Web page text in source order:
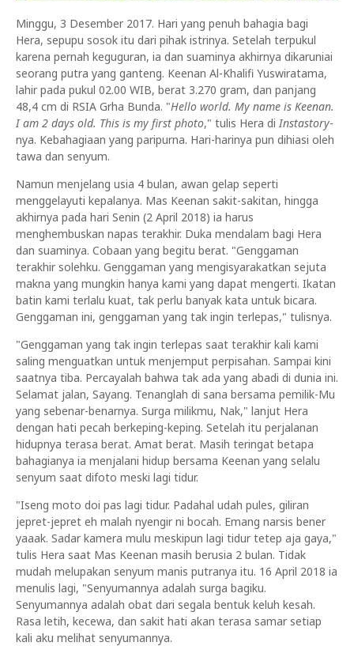
Minggu, 3 Desember 2017. Hari yang penuh bahagia bagi
Hera, sepupu sosok itu dari pihak istrinya. Setelah terpukul
karena pernah keguguran, ia dan suaminya akhirnya dikaruniai
seorang putra yang ganteng. Keenan Al-Khalifi Yuswiratama,
lahir pada pukul 02.00 WIB, berat 3.270 gram, dan panjang
48,4 cm di RSIA Grha Bunda. "Hello world. My name is Keenan.
I am 2 days old. This is my first photo," tulis Hera di Instastory-
nya. Kebahagiaan yang paripurna. Hari-harinya pun dihiasi oleh
tawa dan senyum.
Namun menjelang usia 4 bulan, awan gelap seperti
menggelayuti kepalanya. Mas Keenan sakit-sakitan, hingga
akhirnya pada hari Senin (2 April 2018) ia harus
menghembuskan napas terakhir. Duka mendalam bagi Hera
dan suaminya. Cobaan yang begitu berat. "Genggaman
terakhir solehku. Genggaman yang mengisyarakatkan sejuta
makna yang mungkin hanya kami yang dapat mengerti. Ikatan
batin kami terlalu kuat, tak perlu banyak kata untuk bicara.
Genggaman ini, genggaman yang tak ingin terlepas," tulisnya.
"Genggaman yang tak ingin terlepas saat terakhir kali kami
saling menguatkan untuk menjemput perpisahan. Sampai kini
saatnya tiba. Percayalah bahwa tak ada yang abadi di dunia ini.
Selamat jalan, Sayang. Tenanglah di sana bersama pemilik-Mu
yang sebenar-benarnya. Surga milikmu, Nak," lanjut Hera
dengan hati pecah berkeping-keping. Setelah itu perjalanan
hidupnya terasa berat. Amat berat. Masih teringat betapa
bahagianya ia menjalani hidup bersama Keenan yang selalu
senyum saat difoto meski lagi tidur.
"Iseng moto doi pas lagi tidur. Padahal udah pules, giliran
jepret-jepret eh malah nyengir ni bocah. Emang narsis bener
yaaak. Sadar kamera mulu meskipun lagi tidur tetep aja gaya,"
tulis Hera saat Mas Keenan masih berusia 2 bulan. Tidak
mudah melupakan senyum manis putranya itu. 16 April 2018 ia
menulis lagi, "Senyumannya adalah surga bagiku.
Senyumannya adalah obat dari segala bentuk keluh kesah.
Rasa letih, kecewa, dan sakit hati akan terasa samar setiap
kali aku melihat senyumannya.